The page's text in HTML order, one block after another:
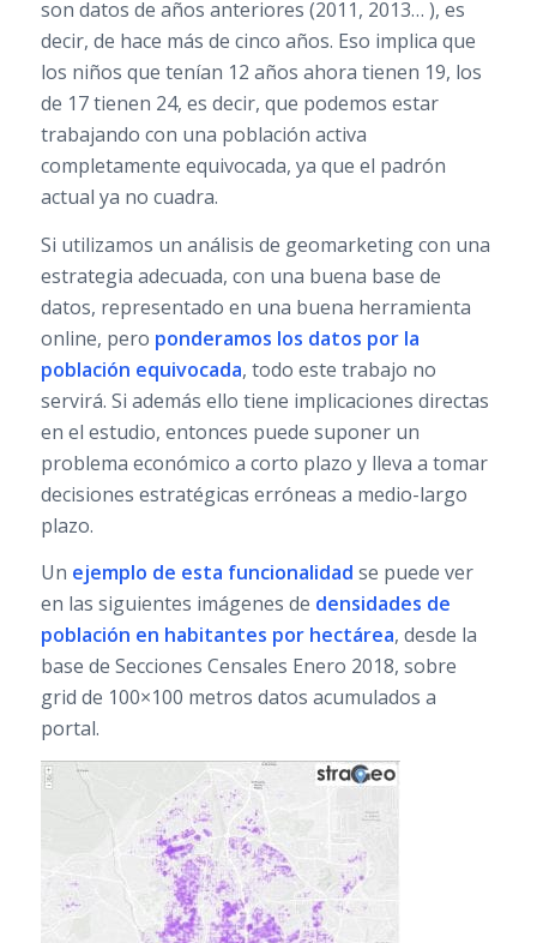
son datos de años anteriores (2011, 2013… ), es
decir, de hace más de cinco años. Eso implica que
los niños que tenían 12 años ahora tienen 19, los
de 17 tienen 24, es decir, que podemos estar
trabajando con una población activa
completamente equivocada, ya que el padrón
actual ya no cuadra.
Si utilizamos un análisis de geomarketing con una
estrategia adecuada, con una buena base de
datos, representado en una buena herramienta
online, pero ponderamos los datos por la
población equivocada, todo este trabajo no
servirá. Si además ello tiene implicaciones directas
en el estudio, entonces puede suponer un
problema económico a corto plazo y lleva a tomar
decisiones estratégicas erróneas a medio-largo
plazo.
Un ejemplo de esta funcionalidad se puede ver
en las siguientes imágenes de densidades de
población en habitantes por hectárea, desde la
base de Secciones Censales Enero 2018, sobre
grid de 100×100 metros datos acumulados a
portal.